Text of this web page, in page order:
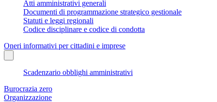
Atti amministrativi generali
Documenti di programmazione strategico gestionale
Statuti e leggi regionali
Codice disciplinare e codice di condotta
Oneri informativi per cittadini e imprese
Scadenzario obblighi amministrativi
Burocrazia zero
Organizzazione